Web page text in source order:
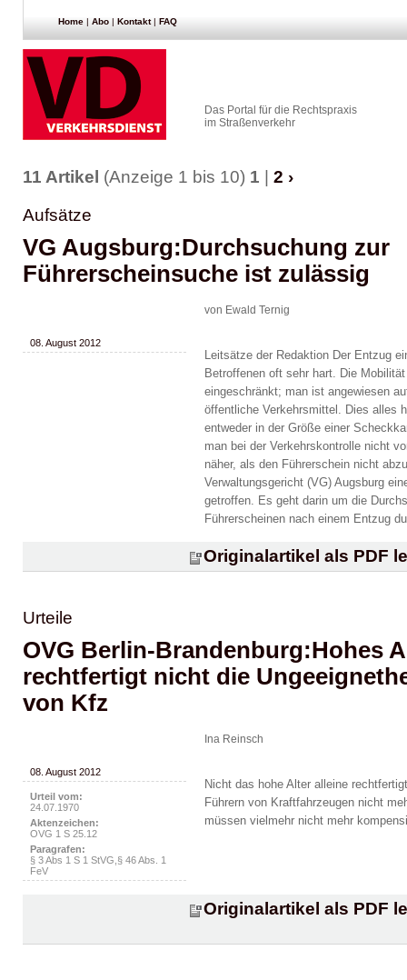
Home | Abo | Kontakt | FAQ
Das Portal für die Rechtspraxis
im Straßenverkehr
11 Artikel (Anzeige 1 bis 10) 1 2 ›
Aufsätze
VG Augsburg:Durchsuchung zur
Führerscheinsuche ist zulässig
08. August 2012
von Ewald Ternig
Leitsätze der Redaktion Der Entzug
Betroffenen oft sehr hart. Die
eingeschränkt; man ist angewiesen
öffentliche Verkehrsmittel. Dies alles
entweder in der Größe einer
man bei der Verkehrskontrolle nicht
näher, als den Führerschein nicht
Verwaltungsgericht (VG) Augsburg
getroffen. Es geht darin um die
Führerscheinen nach einem Entzug
Originalartikel als PDF
Urteile
OVG Berlin-Brandenburg:Hohes
rechtfertigt nicht die
von Kfz
08. August 2012
Urteil vom:
24.07.1970
Aktenzeichen:
OVG 1 S 25.12
Paragrafen:
§ 3 Abs 1 S 1 StVG,§ 46 Abs. 1
FeV
Ina Reinsch
Nicht das hohe Alter alleine
Führern von Kraftfahrzeugen nicht
müssen vielmehr nicht mehr
Originalartikel als PDF